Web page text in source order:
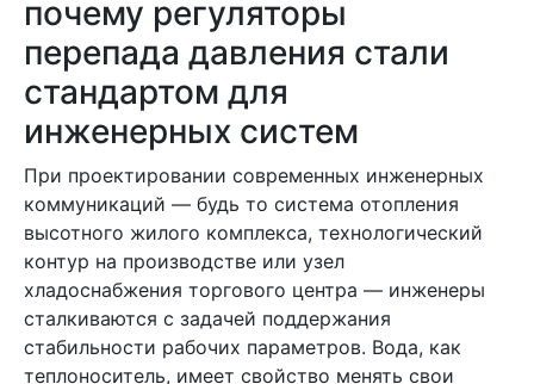
почему регуляторы
перепада давления стали
стандартом для
инженерных систем
При проектировании современных инженерных
коммуникаций — будь то система отопления
высотного жилого комплекса, технологический
контур на производстве или узел
хладоснабжения торгового центра — инженеры
сталкиваются с задачей поддержания
стабильности рабочих параметров. Вода, как
теплоноситель, имеет свойство менять свои